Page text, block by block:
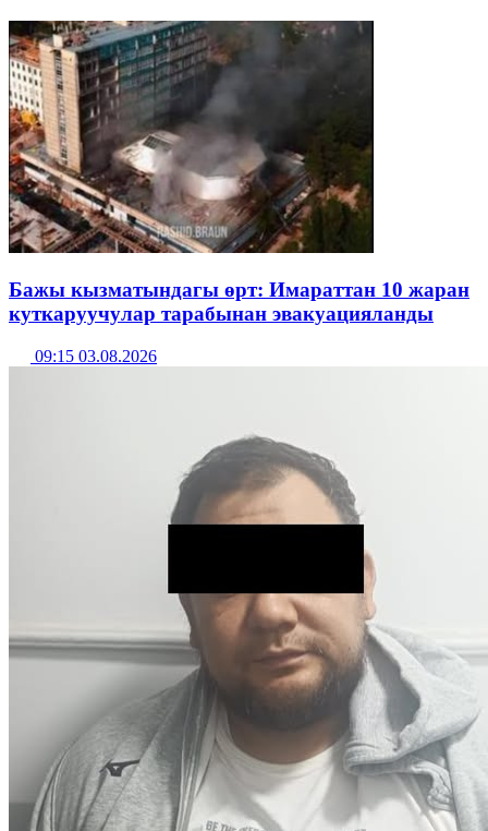
Бажы кызматындагы өрт: Имараттан 10 жаран
куткаруучулар тарабынан эвакуацияланды
09:15 03.08.2026